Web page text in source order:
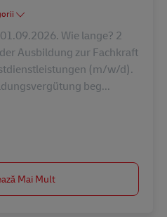
Wie lange? 2
Ausbildung zur Fachkraft
(m/w/d).
beg...
Mai Mult